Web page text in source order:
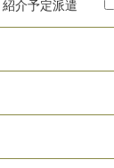
介予定派遣